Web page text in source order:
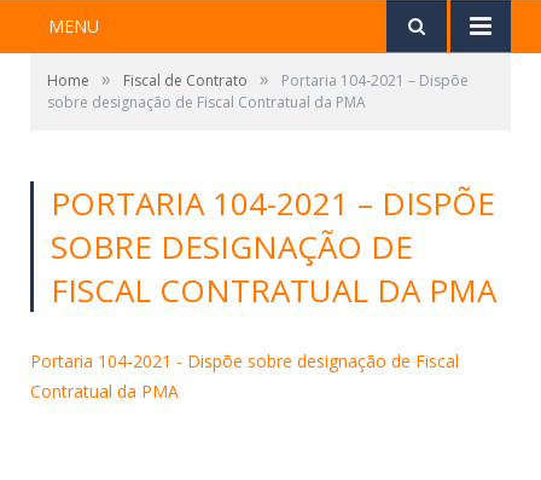
MENU
Home » Fiscal de Contrato »
Portaria 104-2021 – Dispõe
sobre designação de Fiscal Contratual da PMA
PORTARIA 104-2021 – DISPÕE
SOBRE DESIGNAÇÃO DE
FISCAL CONTRATUAL DA PMA
Portaria 104-2021 - Dispõe sobre designação de Fiscal
Contratual da PMA